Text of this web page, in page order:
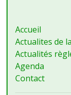
Accueil
Actualites de
Actualités
Agenda
Contact